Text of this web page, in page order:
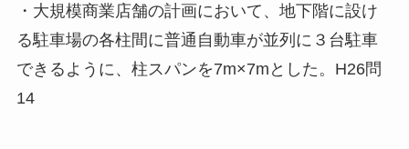
・大規模商業店舗の計画において、地下階に設け
る駐車場の各柱間に普通自動車が並列に３台駐車
できるように、柱スパンを7m×7mとした。H26問
14